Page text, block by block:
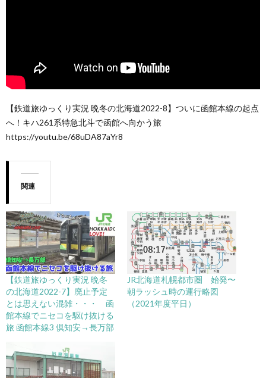
【鉄道旅ゆっくり実況 晩冬の北海道2022-8】ついに函館本線の起点
へ！キハ261系特急北斗で函館へ向かう旅
https://youtu.be/68uDA87aYr8
関連
【鉄道旅ゆっくり実況 晩冬
の北海道2022-7】廃止予定
とは思えない混雑・・・ 函
館本線でニセコを駆け抜ける
旅 函館本線3 倶知安→長万部
JR北海道札幌都市圏 始発〜
朝ラッシュ時の運行略図
（2021年度平日）